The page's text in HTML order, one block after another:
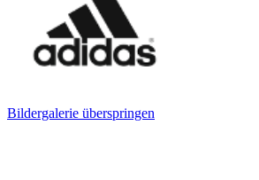
Bildergalerie überspringen